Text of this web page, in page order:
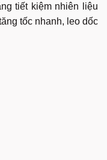
tiết kiệm nhiên liệu
tốc nhanh, leo dốc